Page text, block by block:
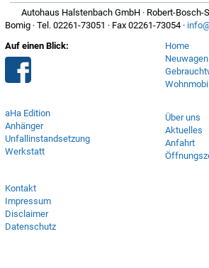
Autohaus Halstenbach GmbH · Robert-Bosch-
Bomig · Tel. 02261-73051 · Fax 02261-73054 ·
Auf einen Blick:
Home
Neuwagen
aHa Edition
Anhänger
Unfallinstandsetzung
Werkstatt
Über uns
Aktuelles
Anfahrt
Kontakt
Impressum
Disclaimer
Datenschutz